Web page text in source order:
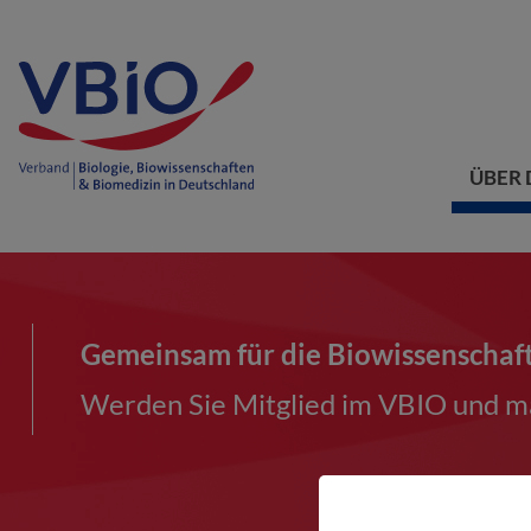
ÜBER
Gemeinsam für die
Werden Sie Mitglied im VBIO und